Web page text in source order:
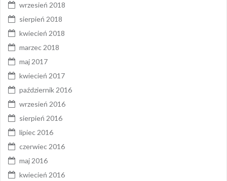
wrzesień 2018
sierpień 2018
kwiecień 2018
marzec 2018
maj 2017
kwiecień 2017
październik 2016
wrzesień 2016
sierpień 2016
lipiec 2016
czerwiec 2016
maj 2016
kwiecień 2016